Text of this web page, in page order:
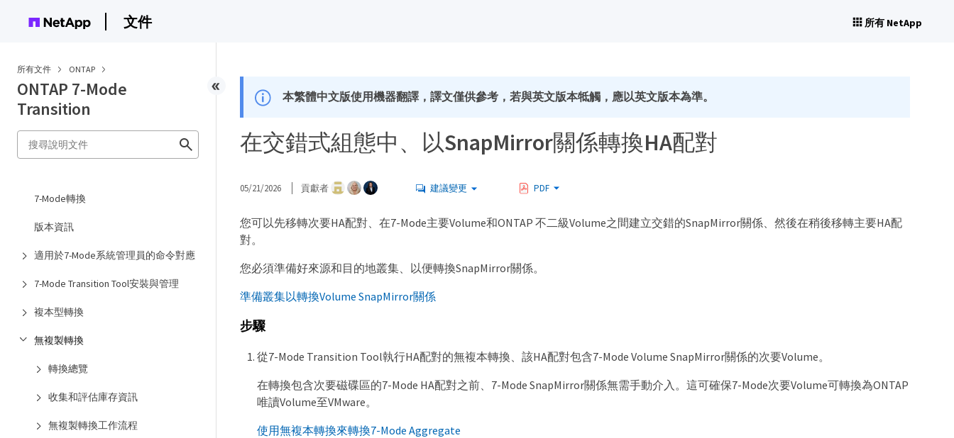
文件 所有 NetApp
所有文件 ONTAP
ONTAP 7-Mode
Transition
7-Mode轉換
版本資訊
適用於7-Mode系統管理員的命令對應
7-Mode Transition Tool安裝與管理
複本型轉換
無複製轉換
轉換總覽
收集和評估庫存資訊
無複製轉換工作流程
本繁體中文版使用機器翻譯，譯文僅供參考，若與英文版本牴觸，應以英文版本為準。
在交錯式組態中、以SnapMirror關係轉換HA配對
05/21/2026 貢獻者 建議變更 PDF
您可以先移轉次要HA配對、在7-Mode主要Volume和ONTAP 不二級Volume之間建立交錯的SnapMirror關係、然後在稍後移轉主要HA配
對。
您必須準備好來源和目的地叢集、以便轉換SnapMirror關係。
準備叢集以轉換Volume SnapMirror關係
步驟
從7-Mode Transition Tool執行HA配對的無複本轉換、該HA配對包含7-Mode Volume SnapMirror關係的次要Volume。
在轉換包含次要磁碟區的7-Mode HA配對之前、7-Mode SnapMirror關係無需手動介入。這可確保7-Mode次要Volume可轉換為ONTAP
唯讀Volume至VMware。
使用無複本轉換來轉換7-Mode Aggregate